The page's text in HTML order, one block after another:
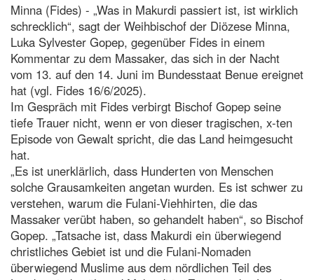
Minna (Fides) - „Was in Makurdi passiert ist, ist wirklich
schrecklich“, sagt der Weihbischof der Diözese Minna,
Luka Sylvester Gopep, gegenüber Fides in einem
Kommentar zu dem Massaker, das sich in der Nacht
vom 13. auf den 14. Juni im Bundesstaat Benue ereignet
hat (vgl. Fides 16/6/2025).
Im Gespräch mit Fides verbirgt Bischof Gopep seine
tiefe Trauer nicht, wenn er von dieser tragischen, x-ten
Episode von Gewalt spricht, die das Land heimgesucht
hat.
„Es ist unerklärlich, dass Hunderten von Menschen
solche Grausamkeiten angetan wurden. Es ist schwer zu
verstehen, warum die Fulani-Viehhirten, die das
Massaker verübt haben, so gehandelt haben“, so Bischof
Gopep. „Tatsache ist, dass Makurdi ein überwiegend
christliches Gebiet ist und die Fulani-Nomaden
überwiegend Muslime aus dem nördlichen Teil des